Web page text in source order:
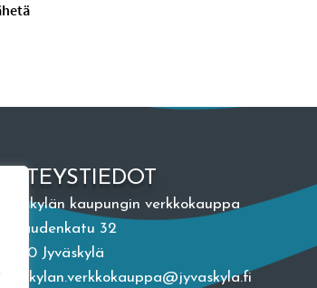
kaupungin verkkokauppa
32
Jyväskylä